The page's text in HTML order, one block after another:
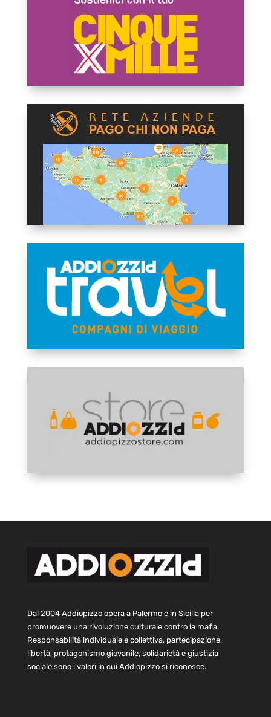
Dal 2004 Addiopizzo opera a Palermo e in Sicilia per
promuovere una rivoluzione culturale contro la mafia.
Responsabilità individuale e collettiva, partecipazione,
libertà, protagonismo giovanile, solidarietà e giustizia
sociale sono i valori in cui Addiopizzo si riconosce.